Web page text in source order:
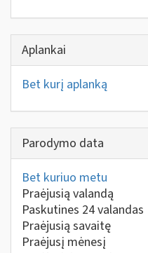
Aplankai
Bet kurį aplanką
Parodymo data
Bet kuriuo metu
Praėjusią valandą
Paskutines 24 valandas
Praėjusią savaitę
Praėjusį mėnesį